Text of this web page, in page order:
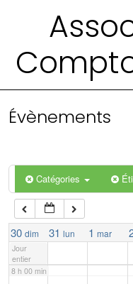
Évènements
Catégories
30 dim 31 lun 1 mar
Jour
entier
3 h 00 min
6 h 00 min
7 h 00 min
8 h 00 min